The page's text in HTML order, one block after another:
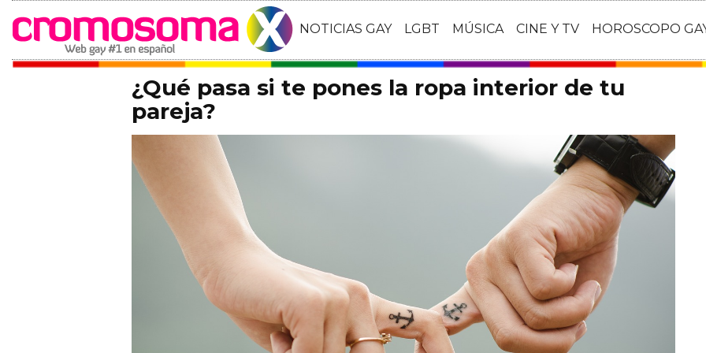
NOTICIAS GAY LGBT MÚSICA CINE Y TV HOROSCOPO
¿Qué pasa si te pones la ropa interior de tu
pareja?